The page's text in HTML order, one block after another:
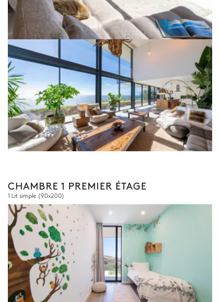
CHAMBRE 1 PREMIER ÉTAGE
1 Lit simple (90x200)